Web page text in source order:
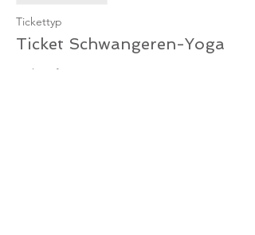
Tickettyp
Ticket Schwangeren-Yoga
Mehr Infos